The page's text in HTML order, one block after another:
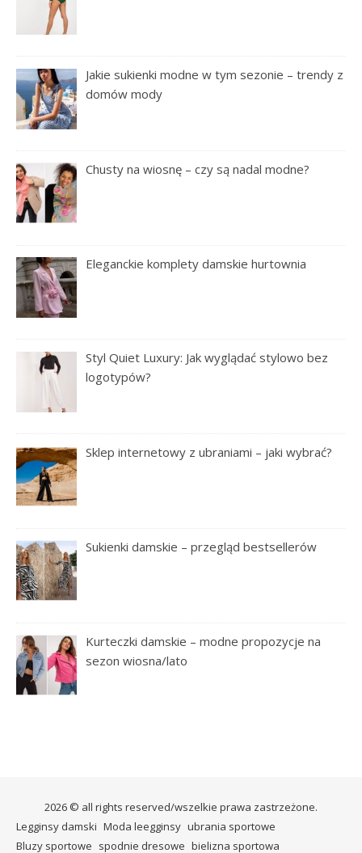
Jakie sukienki modne w tym sezonie – trendy z
domów mody
Chusty na wiosnę – czy są nadal modne?
Eleganckie komplety damskie hurtownia
Styl Quiet Luxury: Jak wyglądać stylowo bez
logotypów?
Sklep internetowy z ubraniami – jaki wybrać?
Sukienki damskie – przegląd bestsellerów
Kurteczki damskie – modne propozycje na
sezon wiosna/lato
2026 © all rights reserved/wszelkie prawa zastrzeżone.
Legginsy damski Moda leegginsy ubrania sportowe
Bluzy sportowe spodnie dresowe bielizna sportowa